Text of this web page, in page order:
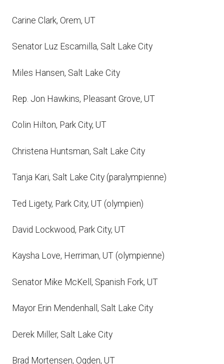
Carine Clark, Orem, UT
Senator Luz Escamilla, Salt Lake City
Miles Hansen, Salt Lake City
Rep. Jon Hawkins, Pleasant Grove, UT
Colin Hilton, Park City, UT
Christena Huntsman, Salt Lake City
Tanja Kari, Salt Lake City (paralympienne)
Ted Ligety, Park City, UT (olympien)
David Lockwood, Park City, UT
Kaysha Love, Herriman, UT (olympienne)
Senator Mike McKell, Spanish Fork, UT
Mayor Erin Mendenhall, Salt Lake City
Derek Miller, Salt Lake City
Brad Mortensen, Ogden, UT